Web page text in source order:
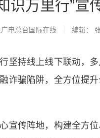
识万里行”宣
电总台国际在线 编辑：
持线上线下联动，多
诈骗陷阱，全方位提
传阵地，构建全方位